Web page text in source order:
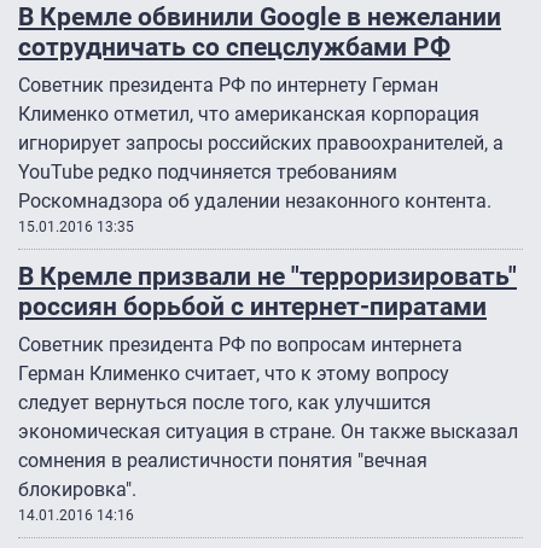
В Кремле обвинили Google в нежелании
сотрудничать со спецслужбами РФ
Советник президента РФ по интернету Герман
Клименко отметил, что американская корпорация
игнорирует запросы российских правоохранителей, а
YouTube редко подчиняется требованиям
Роскомнадзора об удалении незаконного контента.
15.01.2016 13:35
В Кремле призвали не "терроризировать"
россиян борьбой с интернет-пиратами
Советник президента РФ по вопросам интернета
Герман Клименко считает, что к этому вопросу
следует вернуться после того, как улучшится
экономическая ситуация в стране. Он также высказал
сомнения в реалистичности понятия "вечная
блокировка".
14.01.2016 14:16